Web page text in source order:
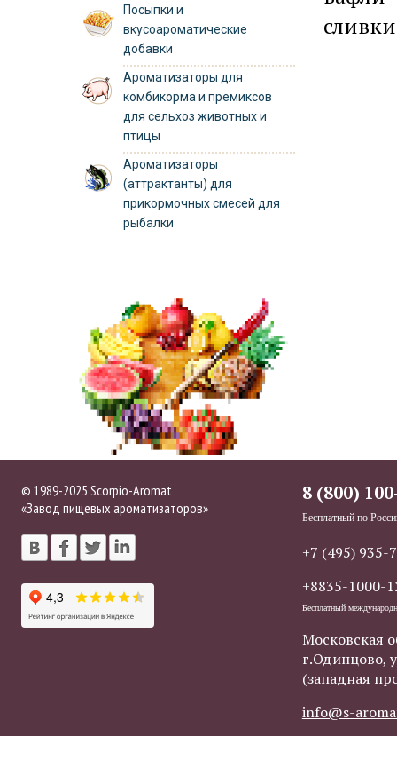
Посыпки и
вкусоароматические
добавки
Ароматизаторы для
комбикорма и премиксов
для сельхоз животных и
птицы
Ароматизаторы
(аттрактанты) для
прикормочных смесей для
рыбалки
© 1989-2025 Scorpio-Aromat
«Завод пищевых ароматизаторов»
8 (800)
Бесплатный по
+7 (495) 935-
+8835-1000-
Бесплатный
Московская
г.Одинцово,
(западная
info@s-